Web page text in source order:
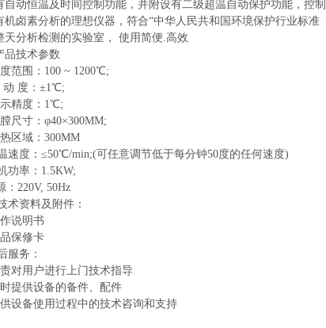
自动恒温及时间控制功能，并附设有二级超温自动保护功能，控
机卤素分析的理想仪器，符合“中华人民共和国环境保护行业标
天分析检测的实验室， 使用简便.高效
技术参数
围：100 ~ 1200℃;
度：±1℃;
精度：1℃;
寸：φ40×300MM;
区域： 300MM
速度：≤50℃/min;(可任意调节低于每分钟50度的任何速度)
功率：1.5KW;
：220V, 50Hz
术资料及附件：
说明书
保修卡
服务：
对用户进行上门技术指导
提供设备的备件、配件
设备使用过程中的技术咨询和支持